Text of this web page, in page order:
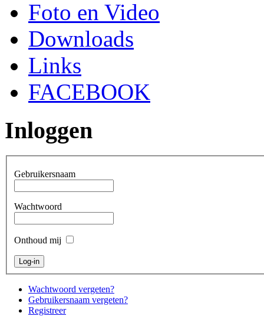
Foto en Video
Downloads
Links
FACEBOOK
Inloggen
Gebruikersnaam
Wachtwoord
Onthoud mij
Wachtwoord vergeten?
Gebruikersnaam vergeten?
Registreer